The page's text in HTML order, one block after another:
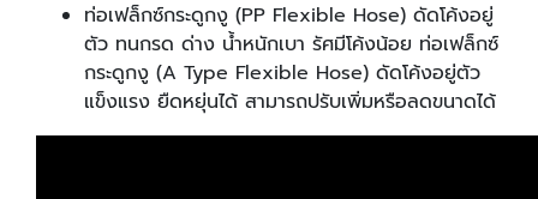
ท่อเฟล็กซ์กระดูกงู (PP Flexible Hose) ดัดโค้งอยู่
ตัว ทนกรด ด่าง น้ำหนักเบา รัศมีโค้งน้อย ท่อเฟล็กซ์
กระดูกงู (A Type Flexible Hose) ดัดโค้งอยู่ตัว
แข็งแรง ยืดหยุ่นได้ สามารถปรับเพิ่มหรือลดขนาดได้